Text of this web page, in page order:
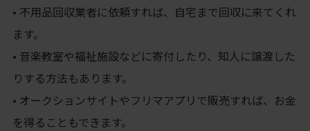
• 不用品回収業者に依頼すれば、自宅まで回収に来てくれ
ます。
• 音楽教室や福祉施設などに寄付したり、知人に譲渡した
りする方法もあります。
• オークションサイトやフリマアプリで販売すれば、お金
を得ることもできます。